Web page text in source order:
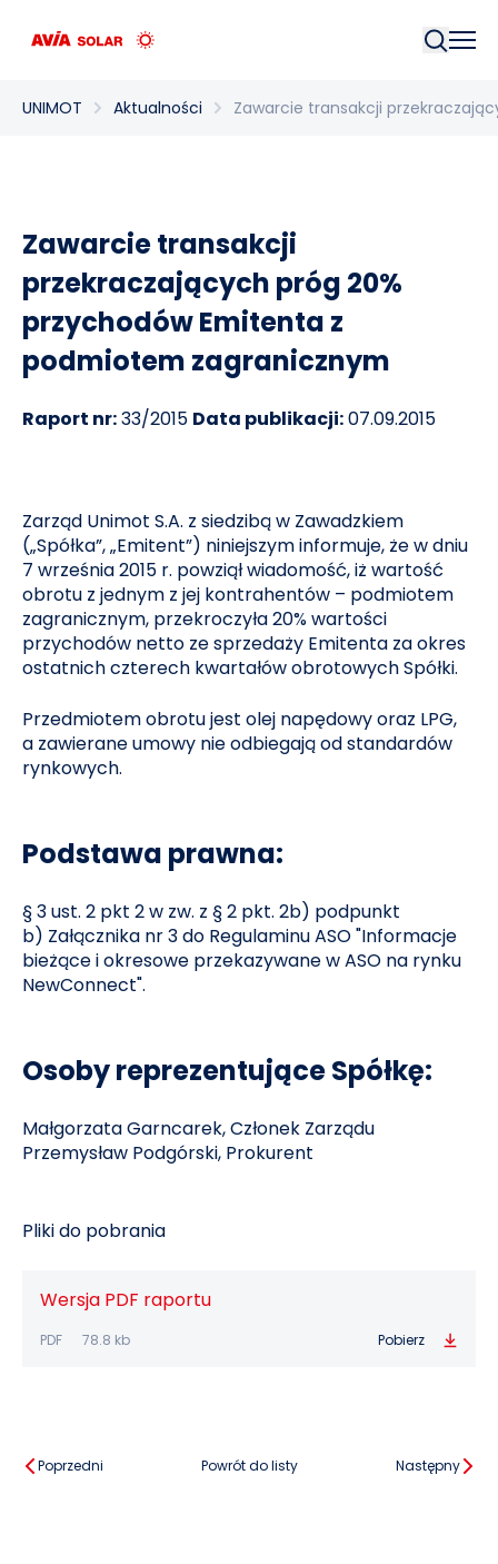
UNIMOT Aktualności Zawarcie transakcji
Zawarcie transakcji
przekraczających próg 20%
przychodów Emitenta z
podmiotem zagranicznym
Raport nr:33/2015 Data publikacji:07.09.2015
Zarząd Unimot S.A. z siedzibą w Zawadzkiem
(„Spółka”, „Emitent”) niniejszym informuje, że w dniu
7 września 2015 r. powziął wiadomość, iż wartość
obrotu z jednym z jej kontrahentów – podmiotem
zagranicznym, przekroczyła 20% wartości
przychodów netto ze sprzedaży Emitenta za okres
ostatnich czterech kwartałów obrotowych Spółki.
Przedmiotem obrotu jest olej napędowy oraz LPG,
a zawierane umowy nie odbiegają od standardów
rynkowych.
Podstawa prawna:
§ 3 ust. 2 pkt 2 w zw. z § 2 pkt. 2b) podpunkt
b) Załącznika nr 3 do Regulaminu ASO "Informacje
bieżące i okresowe przekazywane w ASO na rynku
NewConnect".
Osoby reprezentujące Spółkę:
Małgorzata Garncarek, Członek Zarządu
Przemysław Podgórski, Prokurent
Pliki do pobrania
Wersja PDF raportu
PDF 78.8 kb Pobierz
Poprzedni Powrót do listy Następny